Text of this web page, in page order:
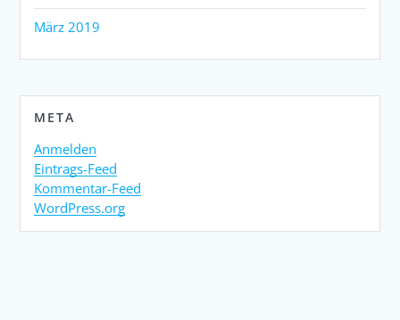
März 2019
META
Anmelden
Eintrags-Feed
Kommentar-Feed
WordPress.org